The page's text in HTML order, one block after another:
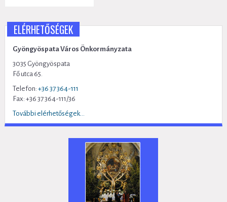
ELÉRHETŐSÉGEK
Gyöngyöspata Város Önkormányzata
3035 Gyöngyöspata
Fő utca 65.
Telefon: +36 37 364-111
Fax: +36 37 364-111/36
További elérhetőségek...